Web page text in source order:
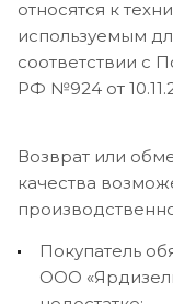
относятся к
используемым
соответствии с
РФ №924 от
Возврат или
качества
Покупатель
ООО